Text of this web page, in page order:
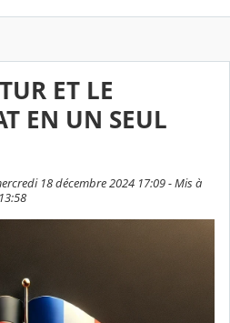
ET LE
EN UN SEUL
18 décembre 2024 17:09 - Mis à